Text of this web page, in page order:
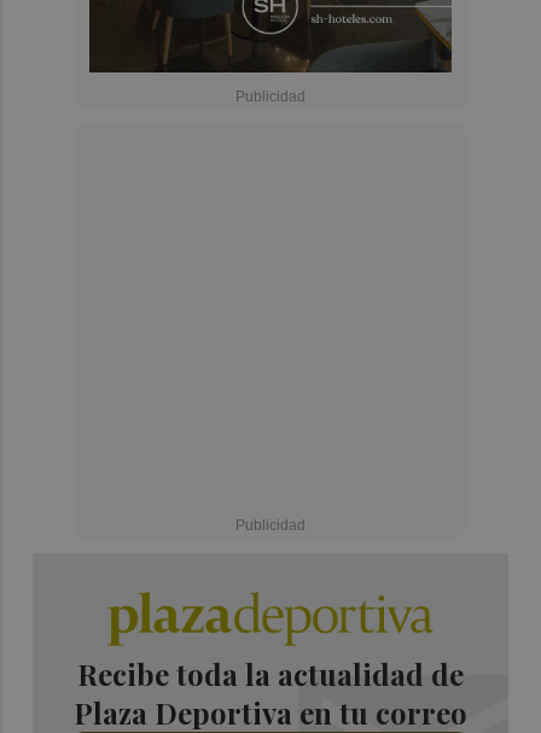
Recibe toda la actualidad de
Plaza Deportiva en tu correo